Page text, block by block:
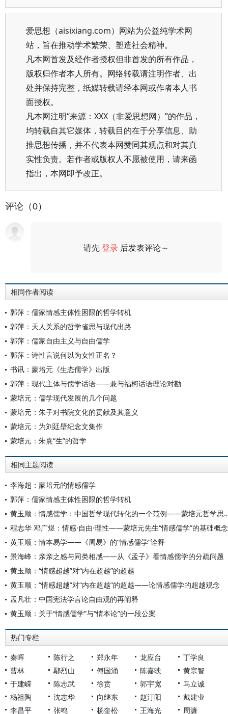
爱思想（aisixiang.com）网站为公益纯学术网
站，旨在推动学术繁荣、塑造社会精神。
凡本网首发及经作者授权但非首发的所有作品，
版权归作者本人所有。网络转载请注明作者、出
处并保持完整，纸媒转载请经本网或作者本人书
面授权。
凡本网注明“来源：XXX（非爱思想网）”的作品，
均转载自其它媒体，转载目的在于分享信息、助
推思想传播，并不代表本网赞同其观点和对其真
实性负责。若作者或版权人不愿被使用，请来函
指出，本网即予改正。
评论（0）
请先登录 后发表评论～
相同作者阅读
郭萍：儒家情感主体性困限的哲学转机
郭萍：天人关系的哲学省思与现代出路
郭萍：儒家自由主义与自由儒学
郭萍：诗性言说何以为女性正名？
书讯：蒙培元《生态儒学》出版
郭萍：现代主体与儒学话语——兼与福柯话语理论对勘
蒙培元：儒学现代发展的几个问题
蒙培元：朱子对书院文化的贡献及其意义
蒙培元：为刘廷壁纪念文集作
蒙培元：朱熹“生”的哲学
相同主题阅读
李海超：蒙培元的情感儒学
郭萍：儒家情感主体性困限的哲学转机
黄玉顺：情感儒学：中国哲学
程志华 邓广煜：情感·自由·理性——蒙培元先生“情感儒学”的基础概念
黄玉顺：情本易学——《周易》的“情感儒学”诠释
景海峰：亲亲之感与同类相感——从《孟子》看情感儒学的分疏问题
黄玉顺：“情感超越”对“内在超越”的超越
黄玉顺：“情感超越”对“内在超越”的超越——论情感儒学的超越观念
孟凡壮：中国宪法学言论自由观的再阐释
黄玉顺：关于“情感儒学”与“情本论”的一段公案
热门专栏
秦晖 陈行之 郑永年 龙应台
丁学良
曹林
鄢烈山 傅国涌 陈嘉映
黄宗智
于建嵘
陈志武 徐贲 郭宇宽
马立诚
杨祖陶
沈志华 向继东 赵汀阳
戴建业
李昌平
张鸣 杨奎松 王海光 周濂